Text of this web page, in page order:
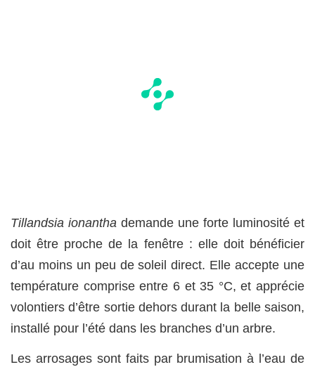
Tillandsia ionantha demande une forte luminosité et
doit être proche de la fenêtre : elle doit bénéficier
d’au moins un peu de soleil direct. Elle accepte une
température comprise entre 6 et 35 °C, et apprécie
volontiers d’être sortie dehors durant la belle saison,
installé pour l’été dans les branches d’un arbre.
Les arrosages sont faits par brumisation à l’eau de